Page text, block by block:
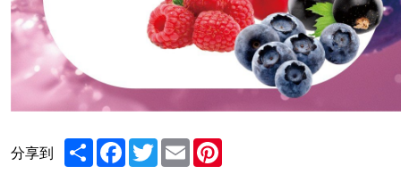
分享到 ShareFacebook
TwitterEmail